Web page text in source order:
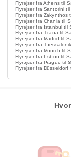
Flyrejser fra Athens til
Flyrejser fra Santorini til
Flyrejser fra Zakynthos
Flyrejser fra Chania til
Flyrejser fra Istanbul til
Flyrejser fra Tirana til
Flyrejser fra Madrid til
Flyrejser fra
Flyrejser fra Munich til
Flyrejser fra Lisbon til
Flyrejser fra Prague til
Flyrejser fra Düsseldorf